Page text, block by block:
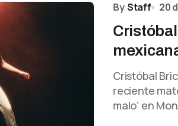
ByStaff 20
Cristóbal
reciente
malo’ en